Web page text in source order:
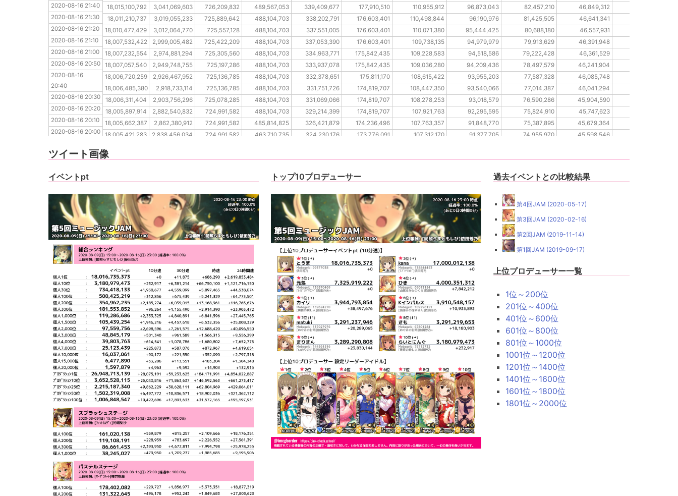
2020-08-16 21:30
18,015,100,792 3,041,069,603 726,209,832 489,567,053 339,409,677 177,910,510 110,955,912 96,873,043 82,457,210 46,849,312
2020-08-16 21:20
18,011,210,737 3,019,055,233 725,889,642 488,104,703 338,202,791 176,603,401 110,498,844 96,190,976 81,425,505 46,641,341
2020-08-16 21:10
18,010,477,429 3,012,064,770 725,557,128 488,104,703 337,551,005 176,603,401 110,071,380 95,444,425 80,688,180 46,557,931
2020-08-16 21:00
18,007,532,422 2,999,005,482 725,422,209 488,104,703 337,053,390 176,603,401 109,738,135 94,979,979 79,913,629 46,391,948
2020-08-16 20:50
18,007,232,554 2,974,881,294 725,305,560 488,104,703 334,963,771 175,842,435 109,228,583 94,518,586 79,222,428 46,361,529
2020-08-16 20:40
18,007,057,540 2,949,748,755 725,197,286 488,104,703 333,937,078 175,842,435 109,036,280 94,209,436 78,497,579 46,241,904
2020-08-16 20:30
18,006,720,259 2,926,467,952 725,136,785 488,104,703 332,378,651 175,811,170 108,615,422 93,955,203 77,587,328 46,085,748
2020-08-16 20:20
18,006,485,380 2,918,733,114 725,136,785 488,104,703 331,751,726 174,819,707 108,447,350 93,540,066 77,014,387 46,041,294
2020-08-16 20:10
18,006,311,404 2,903,756,296 725,078,285 488,104,703 331,069,066 174,819,707 108,278,253 93,018,579 76,590,286 45,904,590
2020-08-16 20:00
18,005,897,914 2,882,540,832 724,991,582 488,104,703 329,214,399 174,819,707 107,921,763 92,295,595 75,824,910 45,747,623
2020-08-16 19:50
18,005,662,387 2,862,380,912 724,991,582 485,814,825 326,421,879 174,236,496 107,763,357 91,848,770 75,387,895 45,679,364
2020-08-16 19:40
18,005,421,283 2,838,456,034 724,991,582 463,710,735 324,230,176 173,776,091 107,312,170 91,377,705 74,955,970 45,598,546
2020-08-16 21:40
2020-08-16 21:30
2020-08-16 21:20
2020-08-16 21:10
2020-08-16 21:00
2020-08-16 20:50
2020-08-16
20:40
2020-08-16 20:30
2020-08-16 20:20
2020-08-16 20:10
2020-08-16 20:00
2020-08-16 19:40
ツイート画像
イベントpt トップ10プロデューサー 過去イベントとの比較結果
第4回JAM (2020-05-17)
第3回JAM (2020-02-16)
第2回JAM (2019-11-14)
第1回JAM (2019-09-17)
上位プロデューサー一覧
1位～200位
201位～400位
401位～600位
601位～800位
801位～1000位
1001位～1200位
1201位～1400位
1401位～1600位
1601位～1800位
1801位～2000位